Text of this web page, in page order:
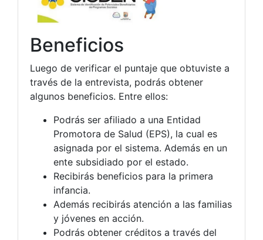
Beneficios
Luego de verificar el puntaje que obtuviste a
través de la entrevista, podrás obtener
algunos beneficios. Entre ellos:
Podrás ser afiliado a una Entidad
Promotora de Salud (EPS), la cual es
asignada por el sistema. Además en un
ente subsidiado por el estado.
Recibirás beneficios para la primera
infancia.
Además recibirás atención a las familias
y jóvenes en acción.
Podrás obtener créditos a través del